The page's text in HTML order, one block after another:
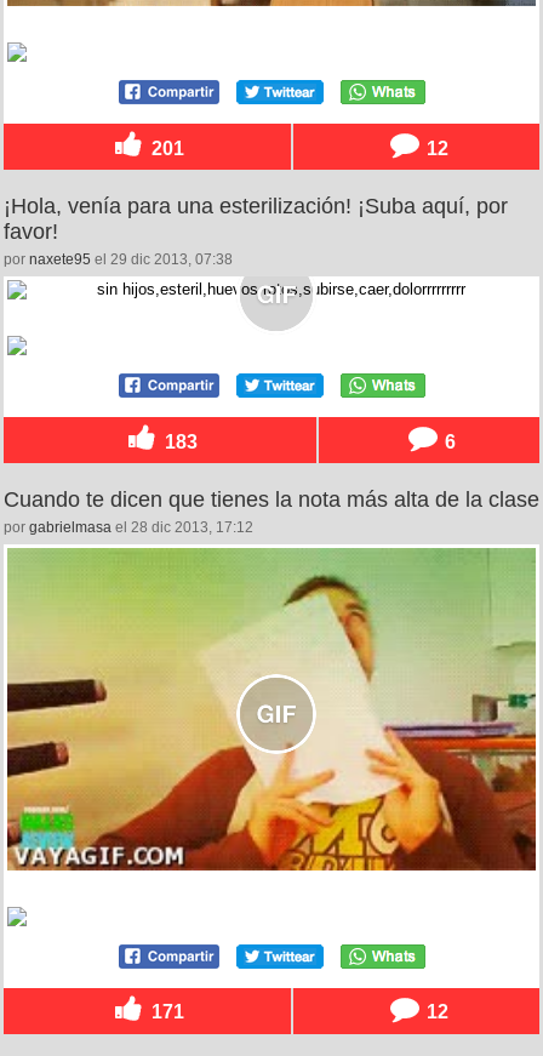
201 12
¡Hola, venía para una esterilización! ¡Suba aquí, por
favor!
por naxete95 el 29 dic 2013, 07:38
183 6
Cuando te dicen que tienes la nota más alta de la clase
por gabrielmasa el 28 dic 2013, 17:12
171 12